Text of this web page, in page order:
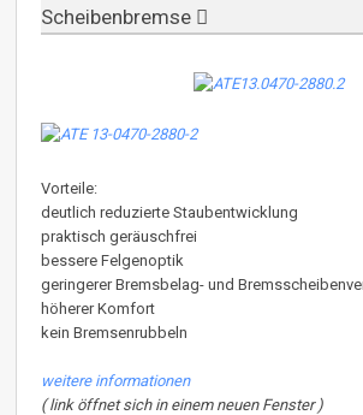
Scheibenbremse
Vorteile:
deutlich reduzierte Staubentwicklung
praktisch geräuschfrei
bessere Felgenoptik
geringerer Bremsbelag- und
höherer Komfort
kein Bremsenrubbeln
weitere informationen
( link öffnet sich in einem neuen Fenster )